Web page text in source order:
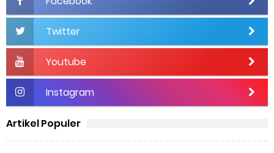
Cipta
Kamu Terlalu Bercanda Sebagai Cendekiawan Musik
Thursday, 6 August
Twitter
Youtube
Instagram
Artikel Populer